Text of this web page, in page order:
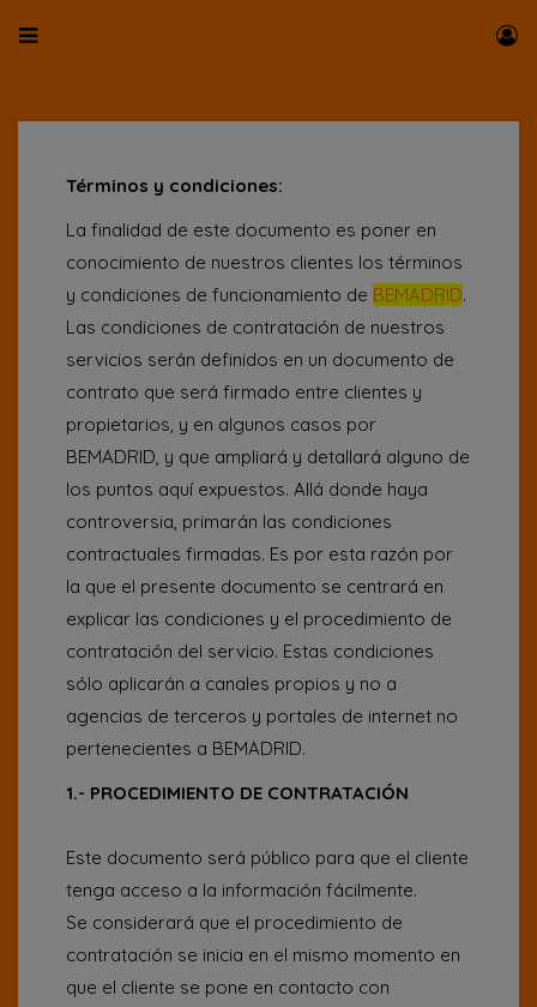
Términos y condiciones:
La finalidad de este documento es poner en
conocimiento de nuestros clientes los términos
y condiciones de funcionamiento de BEMADRID.
Las condiciones de contratación de nuestros
servicios serán definidos en un documento de
contrato que será firmado entre clientes y
propietarios, y en algunos casos por
BEMADRID, y que ampliará y detallará alguno de
los puntos aquí expuestos. Allá donde haya
controversia, primarán las condiciones
contractuales firmadas. Es por esta razón por
la que el presente documento se centrará en
explicar las condiciones y el procedimiento de
contratación del servicio. Estas condiciones
sólo aplicarán a canales propios y no a
agencias de terceros y portales de internet no
pertenecientes a BEMADRID.
1.- PROCEDIMIENTO DE CONTRATACIÓN
Este documento será público para que el cliente
tenga acceso a la información fácilmente.
Se considerará que el procedimiento de
contratación se inicia en el mismo momento en
que el cliente se pone en contacto con